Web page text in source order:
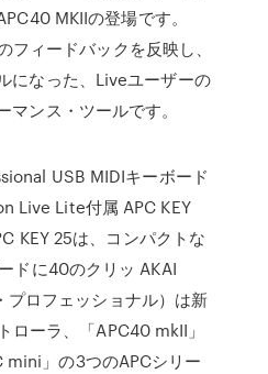
MKIIの登場です。
ィードバックを反映し、
になった、Liveユーザーの
ンス・ツールです。
USB MIDIキーボード
Live Lite付属 APC KEY
KEY 25は、コンパクトな
ドに40のクリッ AKAI
ロフェッショナル）は新
ーラ、「APC40 mkII」
mini」の3つのAPCシリー